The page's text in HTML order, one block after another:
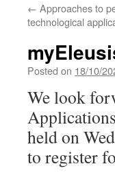
← Approaches to
technological
Posted on 18/10/
We look
held on
to register